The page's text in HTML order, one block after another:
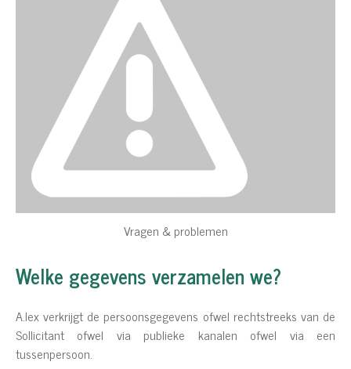
Vragen & problemen
Welke gegevens verzamelen we?
A.lex verkrijgt de persoonsgegevens ofwel rechtstreeks van de
Sollicitant ofwel via publieke kanalen ofwel via een
tussenpersoon.